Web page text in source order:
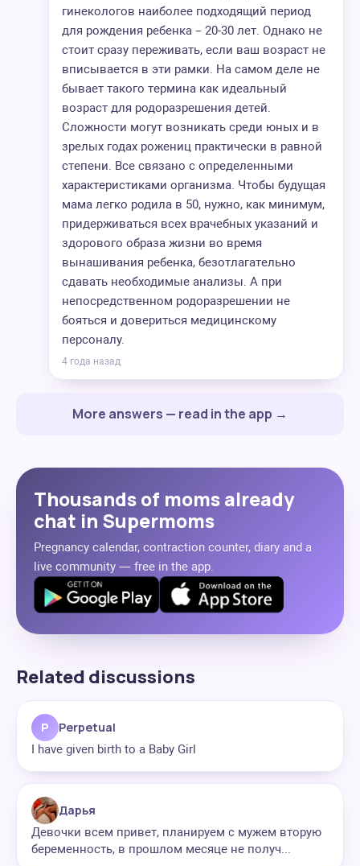
гинекологов наиболее подходящий период
для рождения ребенка – 20-30 лет. Однако не
стоит сразу переживать, если ваш возраст не
вписывается в эти рамки. На самом деле не
бывает такого термина как идеальный
возраст для родоразрешения детей.
Сложности могут возникать среди юных и в
зрелых годах рожениц практически в равной
степени. Все связано с определенными
характеристиками организма. Чтобы будущая
мама легко родила в 50, нужно, как минимум,
придерживаться всех врачебных указаний и
здорового образа жизни во время
вынашивания ребенка, безотлагательно
сдавать необходимые анализы. А при
непосредственном родоразрешении не
бояться и довериться медицинскому
персоналу.
4 года назад
More answers — read in the app →
Thousands of moms already
chat in Supermoms
Pregnancy calendar, contraction counter, diary and a
live community — free in the app.
Related discussions
P Perpetual
I have given birth to a Baby Girl
Дарья
Девочки всем привет, планируем с мужем вторую
беременность, в прошлом месяце не получ...